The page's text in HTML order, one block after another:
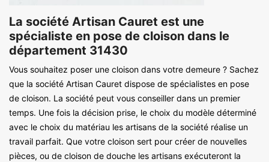
La société Artisan Cauret est une
spécialiste en pose de cloison dans le
département 31430
Vous souhaitez poser une cloison dans votre demeure ? Sachez
que la société Artisan Cauret dispose de spécialistes en pose
de cloison. La société peut vous conseiller dans un premier
temps. Une fois la décision prise, le choix du modèle déterminé
avec le choix du matériau les artisans de la société réalise un
travail parfait. Que votre cloison sert pour créer de nouvelles
pièces, ou de cloison de douche les artisans exécuteront la